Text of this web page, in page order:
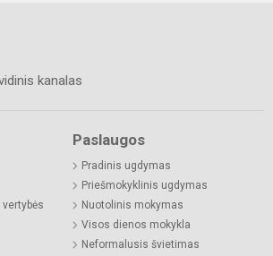
kanalas
Paslaugos
Pradinis ugdymas
Priešmokyklinis ugdymas
Nuotolinis mokymas
Visos dienos mokykla
Neformalusis švietimas